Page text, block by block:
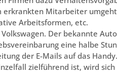
erkrankten Mitarbeiter
Arbeitsformen, etc.
Der bekannte
eine halbe
der E-Mails auf das
zielführend ist, wird